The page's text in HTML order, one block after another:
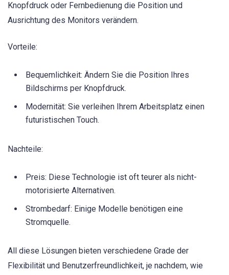
Knopfdruck oder Fernbedienung die Position und
Ausrichtung des Monitors verändern.
Vorteile:
Bequemlichkeit: Ändern Sie die Position Ihres
Bildschirms per Knopfdruck.
Modernität: Sie verleihen Ihrem Arbeitsplatz einen
futuristischen Touch.
Nachteile:
Preis: Diese Technologie ist oft teurer als nicht-
motorisierte Alternativen.
Strombedarf: Einige Modelle benötigen eine
Stromquelle.
All diese Lösungen bieten verschiedene Grade der
Flexibilität und Benutzerfreundlichkeit, je nachdem, wie